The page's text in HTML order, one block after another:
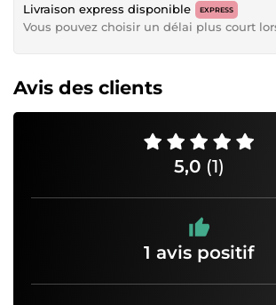
Livraison express disponible EXPRESS
Vous pouvez choisir un délai plus court
Avis des clients
5,0 (1)
1 avis positif